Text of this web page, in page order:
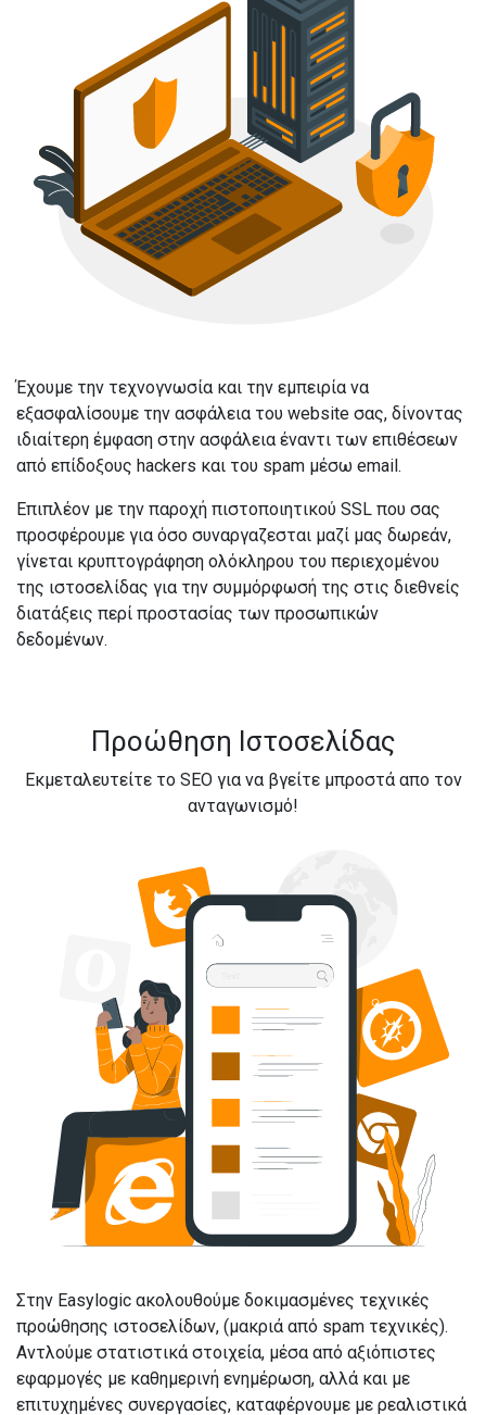
Έχουμε την τεχνογνωσία και την εμπειρία να
εξασφαλίσουμε την ασφάλεια του website σας, δίνοντας
ιδιαίτερη έμφαση στην ασφάλεια έναντι των επιθέσεων
από επίδοξους hackers και του spam μέσω email.
Επιπλέον με την παροχή πιστοποιητικού SSL που σας
προσφέρουμε για όσο συναργαζεσται μαζί μας δωρεάν,
γίνεται κρυπτογράφηση ολόκληρου του περιεχομένου
της ιστοσελίδας για την συμμόρφωσή της στις διεθνείς
διατάξεις περί προστασίας των προσωπικών
δεδομένων.
Προώθηση Ιστοσελίδας
Εκμεταλευτείτε το SEO για να βγείτε μπροστά απο τον
ανταγωνισμό!
Στην Easylogic ακολουθούμε δοκιμασμένες τεχνικές
προώθησης ιστοσελίδων, (μακριά από spam τεχνικές).
Αντλούμε στατιστικά στοιχεία, μέσα από αξιόπιστες
εφαρμογές με καθημερινή ενημέρωση, αλλά και με
επιτυχημένες συνεργασίες, καταφέρνουμε με ρεαλιστικά